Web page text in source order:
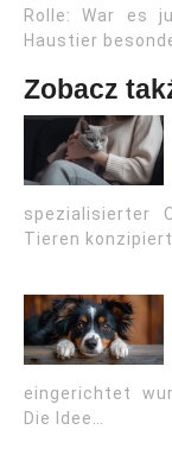
Rolle: War es
Haustier
Zobacz
spezialisierter
Tieren konzipiert
eingerichtet
Die Idee…